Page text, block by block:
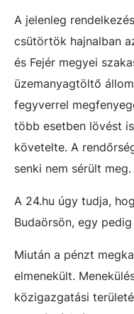
A jelenleg
csütörtök hajnalban
és Fejér megyei
üzemanyagtöltő
fegyverrel
több esetben lövést
követelte. A
senki nem sérült meg.
A 24.hu úgy tudja,
Budaörsön, egy
Miután a pénzt
elmenekült.
közigazgatási